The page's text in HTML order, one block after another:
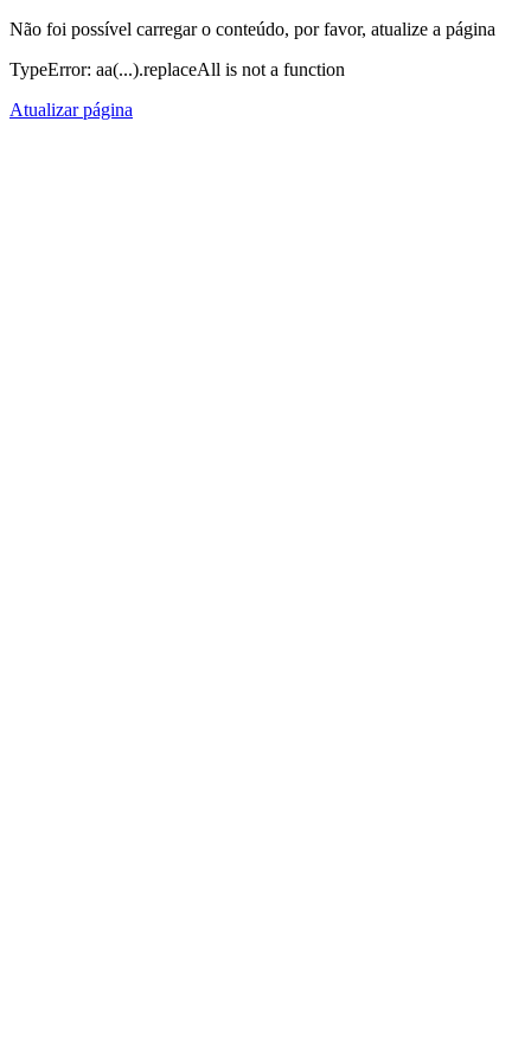
Não foi possível carregar o conteúdo, por favor, atualize a página
TypeError: aa(...).replaceAll is not a function
Atualizar página